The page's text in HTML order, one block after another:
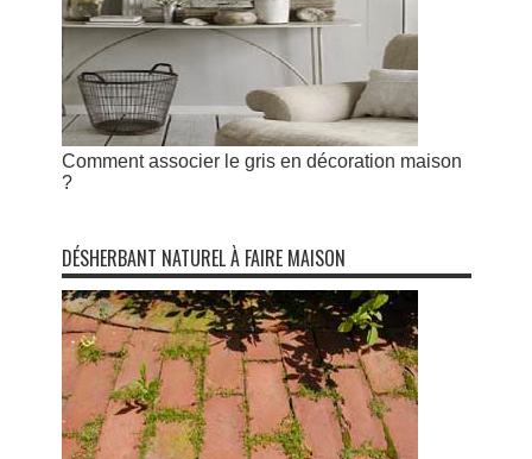
Comment associer le gris en décoration maison
?
DÉSHERBANT NATUREL À FAIRE MAISON